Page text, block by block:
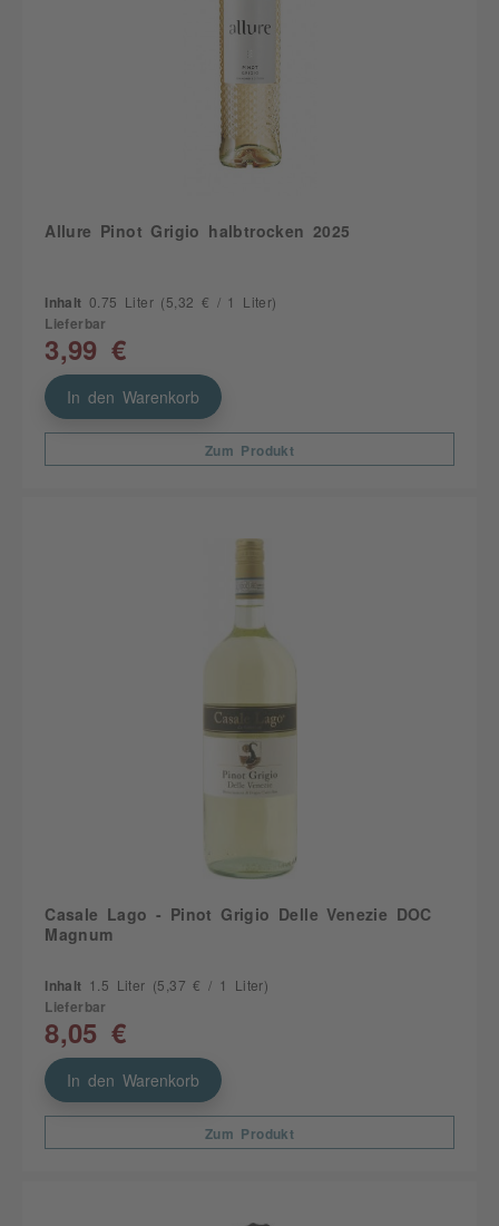
Allure Pinot Grigio halbtrocken 2025
Inhalt 0.75 Liter (5,32 € / 1 Liter)
Lieferbar
3,99 €
In den Warenkorb
Zum Produkt
Casale Lago - Pinot Grigio Delle Venezie DOC
Magnum
Inhalt 1.5 Liter (5,37 € / 1 Liter)
Lieferbar
8,05 €
In den Warenkorb
Zum Produkt